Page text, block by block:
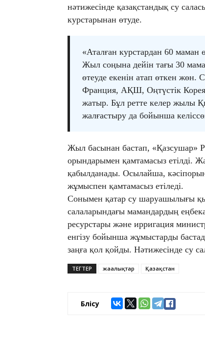
нәтижесінде қазақстандық су
курстарынан өтуде.
«Аталған курстардан 60 маман
Жыл соңына дейін тағы 30
өтеуде екенін атап өткен жөн.
Франция, АҚШ, Оңтүстік Корея
жатыр. Бұл ретте келер жылы
жалғастыру да бойынша
Жыл басынан бастап, «Қазсушар»
орындарымен қамтамасыз етілді.
қабылданады. Осылайша,
жұмыспен қамтамасыз етіледі.
Сонымен қатар су шаруашылығы
салаларындағы мамандардың
ресурстары және ирригация
енгізу бойынша жұмыстарды
заңға қол қойды. Нәтижесінде су
ТЕГТЕР жаңалықтар Қазақстан
Бөлісу